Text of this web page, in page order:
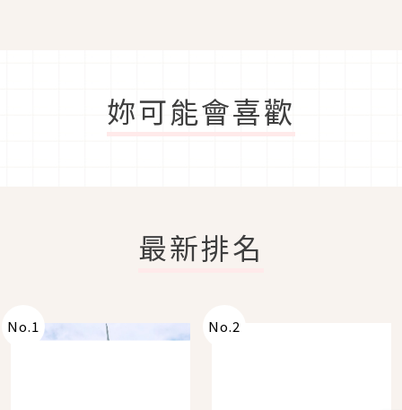
妳可能會喜歡
最新排名
No.1 No.2